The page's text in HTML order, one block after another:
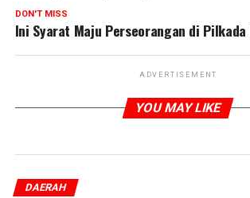
DON'T MISS
Ini Syarat Maju Perseorangan di
ADVERTISEMENT
YOU MAY LIKE
DAERAH